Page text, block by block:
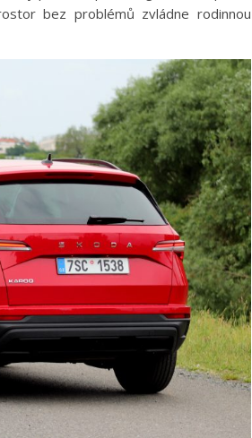
bez problémů zvládne rodinnou